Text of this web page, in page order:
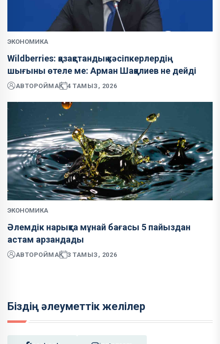
ЭКОНОМИКА
Wildberries: қазақстандық кәсіпкерлердің
шығыны өтеле ме: Арман Шаққалиев не дейді
АВТОРОЙМАҚ 4 ТАМЫЗ, 2026
ЭКОНОМИКА
Әлемдік нарықта мұнай бағасы 5 пайыздан
астам арзандады
АВТОРОЙМАҚ 3 ТАМЫЗ, 2026
Біздің әлеуметтік желілер